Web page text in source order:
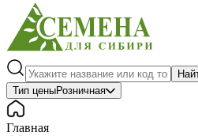
Тип ценыРозничная
Главная